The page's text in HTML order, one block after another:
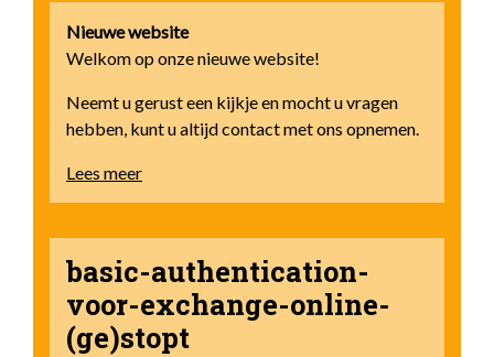
Nieuwe website
Welkom op onze nieuwe website!
Neemt u gerust een kijkje en mocht u vragen
hebben, kunt u altijd contact met ons opnemen.
Lees meer
basic-authentication-
voor-exchange-online-
(ge)stopt